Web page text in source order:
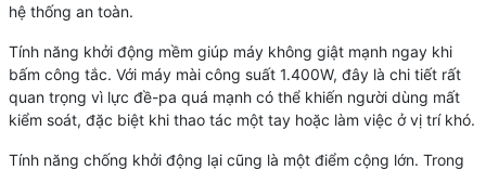
hệ thống an toàn.
Tính năng khởi động mềm giúp máy không giật mạnh ngay khi
bấm công tắc. Với máy mài công suất 1.400W, đây là chi tiết rất
quan trọng vì lực đề-pa quá mạnh có thể khiến người dùng mất
kiểm soát, đặc biệt khi thao tác một tay hoặc làm việc ở vị trí khó.
Tính năng chống khởi động lại cũng là một điểm cộng lớn. Trong